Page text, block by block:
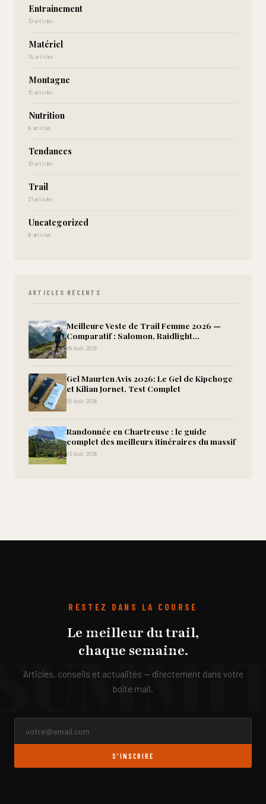
Entrainement
10 articles
Matériel
39 articles
Montagne
15 articles
Nutrition
6 articles
Tendances
10 articles
Trail
21 articles
Uncategorized
6 articles
ARTICLES RÉCENTS
Meilleure Veste de Trail Femme 2026 —
Comparatif : Salomon, Raidlight...
06 Août 2026
Gel Maurten Avis 2026: Le Gel de Kipchoge
et Kilian Jornet, Test Complet
05 Août 2026
Randonnée en Chartreuse : le guide
complet des meilleurs itinéraires du massif
03 Août 2026
RESTEZ DANS LA COURSE
Le meilleur du trail,
chaque semaine.
Articles, conseils et actualités — directement dans votre
boîte mail.
S'INSCRIRE